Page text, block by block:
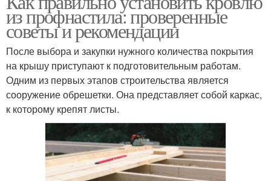
из профнастила: проверенные
советы и рекомендации
После выбора и закупки нужного количества покрытия
на крышу приступают к подготовительным работам.
Одним из первых этапов строительства является
сооружение обрешетки. Она представляет собой каркас,
к которому крепят листы.